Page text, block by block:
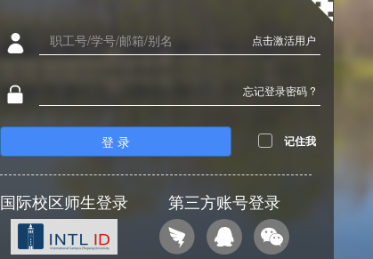
点击激活用户
忘记登录密码 ?
登 录 记住我
国际校区师生登录 第三方账号登录